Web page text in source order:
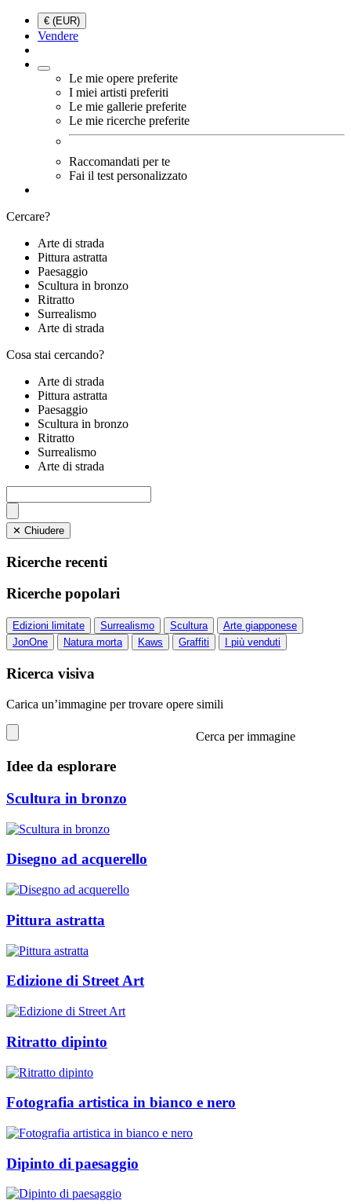
€ (EUR)
Vendere
Le mie opere preferite
I miei artisti preferiti
Le mie gallerie preferite
Le mie ricerche preferite
Raccomandati per te
Fai il test personalizzato
Cercare?
Arte di strada
Pittura astratta
Paesaggio
Scultura in bronzo
Ritratto
Surrealismo
Arte di strada
Cosa stai cercando?
Arte di strada
Pittura astratta
Paesaggio
Scultura in bronzo
Ritratto
Surrealismo
Arte di strada
✕ Chiudere
Ricerche recenti
Ricerche popolari
Edizioni limitate Surrealismo Scultura
Arte giapponese
JonOne
Natura morta Kaws Graffiti I più venduti
Ricerca visiva
Carica un’immagine per trovare opere simili
Cerca per immagine
Idee da esplorare
Scultura in bronzo
Disegno ad acquerello
Pittura astratta
Edizione di Street Art
Ritratto dipinto
Fotografia artistica in bianco e nero
Dipinto di paesaggio